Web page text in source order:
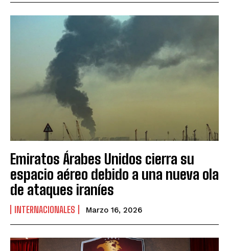
Emiratos Árabes Unidos cierra su
espacio aéreo debido a una nueva ola
de ataques iraníes
INTERNACIONALES Marzo 16, 2026